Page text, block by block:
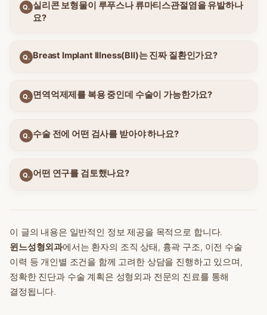
Q. 실리콘 보형물이 루푸스나 류마티스관절염을 유발하나
요?
Q. Breast Implant Illness(BII)는 진짜 질환인가요?
Q. 면역억제제를 복용 중인데 수술이 가능한가요?
Q. 수술 전에 어떤 검사를 받아야 하나요?
Q. 어떤 연구를 검토했나요?
이 글의 내용은 일반적인 정보 제공을 목적으로 합니다.
윈느성형외과에서는 환자의 조직 상태, 흉곽 구조, 이전 수술
이력 등 개인별 조건을 함께 고려한 상담을 진행하고 있으며,
정확한 진단과 수술 계획은 성형외과 전문의 진료를 통해
결정됩니다.